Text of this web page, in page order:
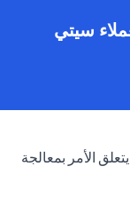
سيتي
الأمر بمعالجة